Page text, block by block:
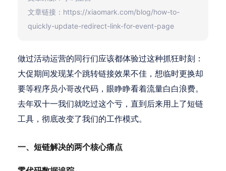
文章链接：https://xiaomark.com/blog/how-to-
quickly-update-redirect-link-for-event-page
做过活动运营的同行们应该都体验过这种抓狂时刻：
大促期间发现某个跳转链接效果不佳，想临时更换却
要等程序员小哥改代码，眼睁睁看着流量白白浪费。
去年双十一我们就吃过这个亏，直到后来用上了短链
工具，彻底改变了我们的工作模式。
一、短链解决的两个核心痛点